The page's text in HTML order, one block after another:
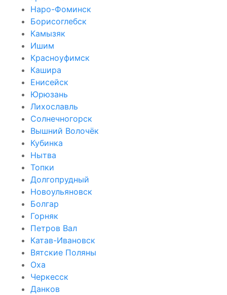
Наро-Фоминск
Борисоглебск
Камызяк
Ишим
Красноуфимск
Кашира
Енисейск
Юрюзань
Лихославль
Солнечногорск
Вышний Волочёк
Кубинка
Нытва
Топки
Долгопрудный
Новоульяновск
Болгар
Горняк
Петров Вал
Катав-Ивановск
Вятские Поляны
Оха
Черкесск
Данков